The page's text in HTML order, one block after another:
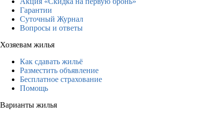
Гарантии
Суточный Журнал
Вопросы и ответы
Хозяевам жилья
Как сдавать жильё
Разместить объявление
Бесплатное страхование
Помощь
Варианты жилья